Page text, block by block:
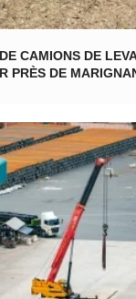
CAMIONS DE
PRÈS DE